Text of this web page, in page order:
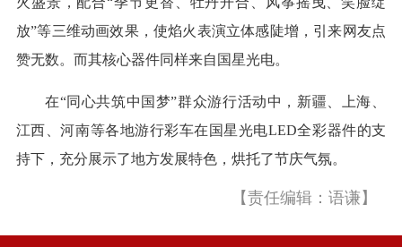
放”等三维动画效果，使焰火表演立体感陡增，引来网友点
赞无数。而其核心器件同样来自国星光电。
在“同心共筑中国梦”群众游行活动中，新疆、上海、
江西、河南等各地游行彩车在国星光电LED全彩器件的支
持下，充分展示了地方发展特色，烘托了节庆气氛。
【责任编辑：语谦】